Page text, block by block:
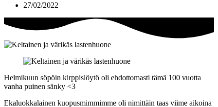
27/02/2022
Helmikuun söpöin kirppislöytö oli ehdottomasti tämä 100 vuotta
vanha puinen sänky <3
Ekaluokkalainen kuopusmimmimme oli nimittäin taas viime aikoina